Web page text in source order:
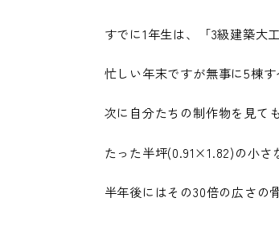
すでに1年生は、「3級建築大
忙しい年末ですが無事に5棟
次に自分たちの制作物を見て
たった半坪(0.91×1.82)の小さ
半年後にはその30倍の広さの